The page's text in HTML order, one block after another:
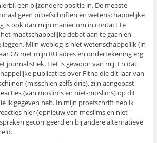
een bijzondere positie in. De meeste
geen proefschriften en wetenschappelijke
is ook dan mijn manier om in contact te
maatschappelijke debat aan te gaan en
Mijn weblog is niet wetenschappelijk (in
GS met mijn RU adres en ondertekening erg
journalistiek. Het is gewoon van mij. En dat
publicaties over Fitna die dit jaar van
(misschien zelfs drie), zijn aangepast
(van moslims en niet-moslims) op dit
ik gegeven heb. In mijn proefschrift heb ik
hier (opnieuw van moslims en niet-
gecorrigeerd en bij andere alternatieve